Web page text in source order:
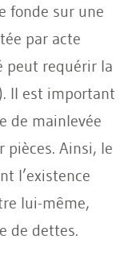
fonde sur une
par acte
peut requérir la
Il est important
de mainlevée
pièces. Ainsi, le
l’existence
lui-même,
de dettes.